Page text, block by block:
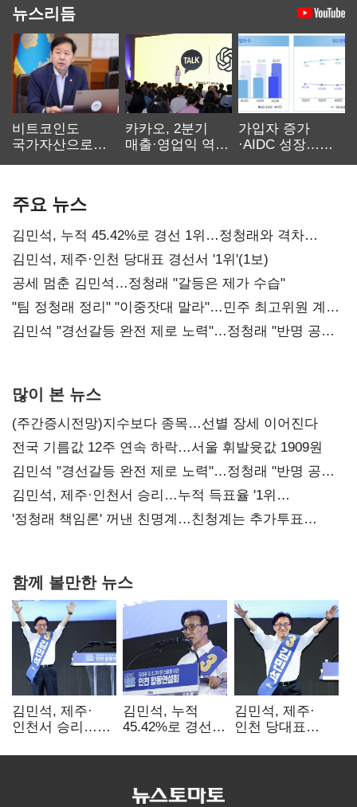
뉴스리듬
비트코인도
국가자산으로…'
카카오, 2분기
매출·영업익 역대
가입자 증가
·AIDC 성장…
주요 뉴스
김민석, 누적 45.42%로 경선 1위…정청래와 격차
0.86%p(2보)
김민석, 제주·인천 당대표 경선서 '1위'(1보)
공세 멈춘 김민석…정청래 "갈등은 제가 수습"
"팀 정청래 정리" "이중잣대 말라"…민주 최고위원 계파
다툼 격화
김민석 "경선갈등 완전 제로 노력"…정청래 "반명 공세
많이 본 뉴스
(주간증시전망)지수보다 종목…선별 장세 이어진다
전국 기름값 12주 연속 하락…서울 휘발윳값 1909원
김민석 "경선갈등 완전 제로 노력"…정청래 "반명 공세
사과부터"
김민석, 제주·인천서 승리…누적 득표율 '1위
탈환'(종합)
'정청래 책임론' 꺼낸 친명계…친청계는 추가투표
함께 볼만한 뉴스
김민석, 제주·
인천서 승리…
탈환'(종합)
김민석, 누적
45.42%로 경선
격차
김민석, 제주·
인천 당대표